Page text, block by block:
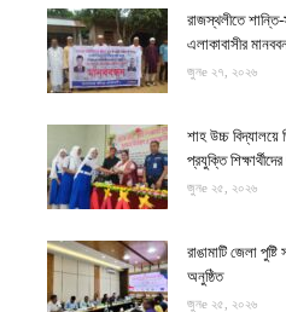
রাজস্থলীতে শান্তি-
এলাকাবাসীর
জুনe ২৭, ২০২৬
শাহ উচ্চ
প্রযুক্তি
জুনe ২৫, ২০২৬
রাঙামাটি জেলা
অনুষ্ঠিত
জুনe ২৫, ২০২৬